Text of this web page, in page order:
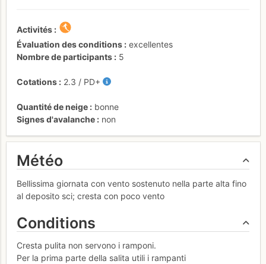
Activités
Évaluation des conditions
excellentes
Nombre de participants
5
Cotations 2.3 / PD+
Quantité de neige
bonne
Signes d'avalanche
non
Météo
Bellissima giornata con vento sostenuto nella parte alta fino
al deposito sci; cresta con poco vento
Conditions
Cresta pulita non servono i ramponi.
Per la prima parte della salita utili i rampanti